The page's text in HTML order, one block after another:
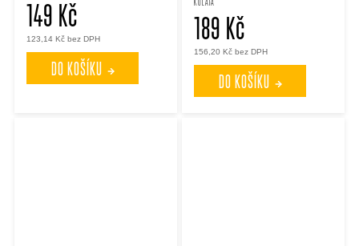
123,14 Kč bez DPH
149 Kč
DO KOŠÍKU
156,20 Kč bez DPH
189 Kč
DO KOŠÍKU